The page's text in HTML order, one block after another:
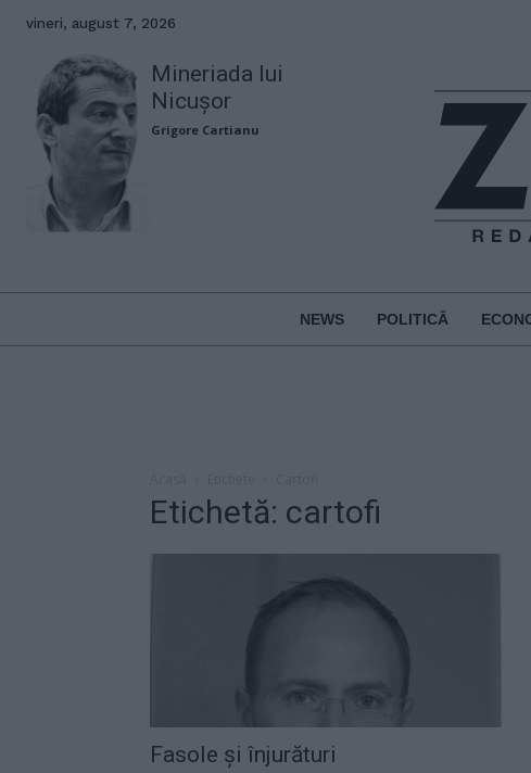
vineri, august 7, 2026
Mineriada lui
Nicușor
Grigore Cartianu
NEWS POLITICĂ
Etichetă: cartofi
Fasole și înjurături